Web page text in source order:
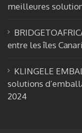
meilleures
entre les îles
KLINGELE
solutions
2024